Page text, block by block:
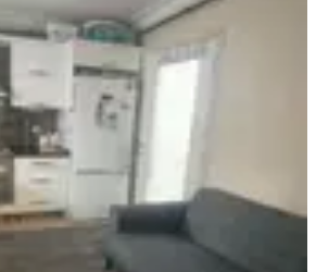
100 m²·Yüksek giriş ·06.08.2026
₺
GAYRİMENKUL SAN.VE
Bina Ltd.Şti.